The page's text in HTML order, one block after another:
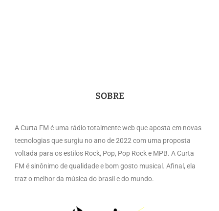
SOBRE
A Curta FM é uma rádio totalmente web que aposta em novas
tecnologias que surgiu no ano de 2022 com uma proposta
voltada para os estilos Rock, Pop, Pop Rock e MPB. A Curta
FM é sinônimo de qualidade e bom gosto musical. Afinal, ela
traz o melhor da música do brasil e do mundo.